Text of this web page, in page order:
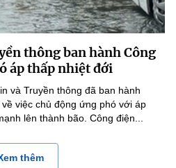
thông ban hành Công
áp thấp nhiệt đới
và Truyền thông đã ban hành
việc chủ động ứng phó với áp
lên thành bão. Công điện...
thêm